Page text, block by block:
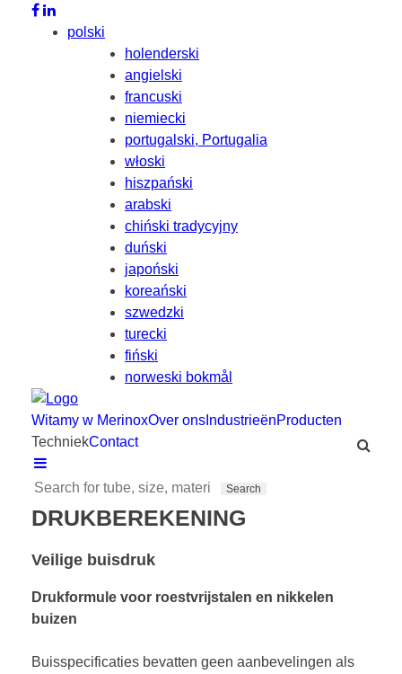
polski
holenderski
angielski
francuski
niemiecki
portugalski, Portugalia
włoski
hiszpański
arabski
chiński tradycyjny
duński
japoński
koreański
szwedzki
turecki
fiński
norweski bokmål
Witamy w MerinoxOver ons IndustrieënProducten
TechniekContact
DRUKBEREKENING
Veilige buisdruk
Drukformule voor roestvrijstalen en nikkelen
buizen
Buisspecificaties bevatten geen aanbevelingen als